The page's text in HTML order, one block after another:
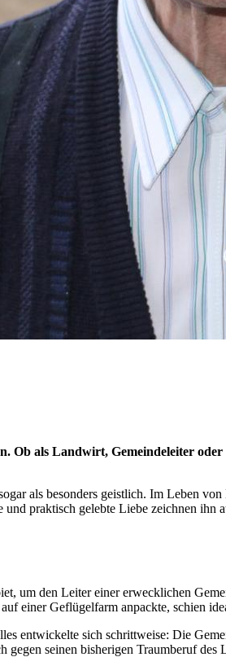
Ob als Landwirt, Gemeindeleiter
als besonders geistlich. Im Leben
praktisch gelebte Liebe zeichnen ihn
um den Leiter einer erwecklichen
einer Geflügelfarm anpackte, schien
entwickelte sich schrittweise: Die
seinen bisherigen Traumberuf